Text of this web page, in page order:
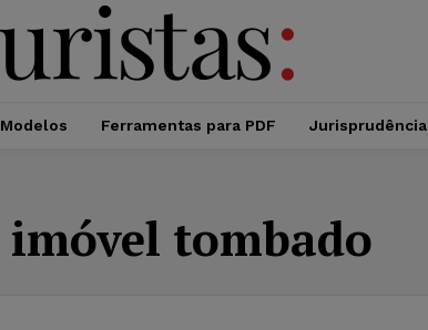
Modelos Ferramentas para PDF
imóvel tombado